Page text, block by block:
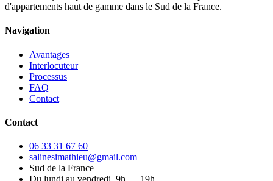
d'appartements haut de gamme dans le Sud de la France.
Navigation
Avantages
Interlocuteur
Processus
FAQ
Contact
Contact
06 33 31 67 60
salinesimathieu@gmail.com
Sud de la France
Du lundi au vendredi, 9h — 19h